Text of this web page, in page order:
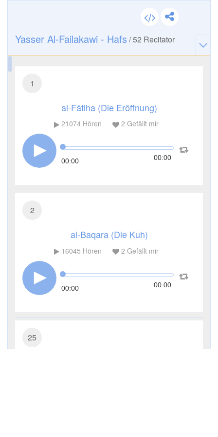
Yasser Al-Failakawi - Hafs /52 Recitator
1
al-Fātiha (Die Eröffnung)
21074Hören 2 Gefällt mir
00:00 00:00
2
al-Baqara (Die Kuh)
16045 Hören 2 Gefällt mir
00:00 00:00
25